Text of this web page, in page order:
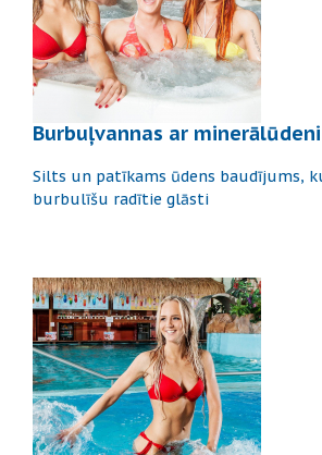
Burbuļvannas ar minerālūdeni
Silts un patīkams ūdens baudījums,
burbulīšu radītie glāsti